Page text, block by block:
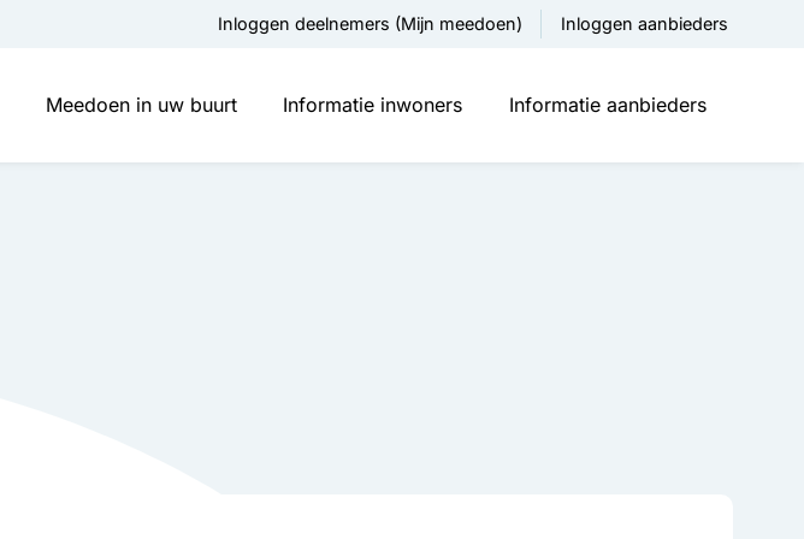
Inloggen deelnemers (Mijn meedoen) Inloggen aanbieders
Meedoen in uw buurt Informatie inwoners Informatie aanbieders